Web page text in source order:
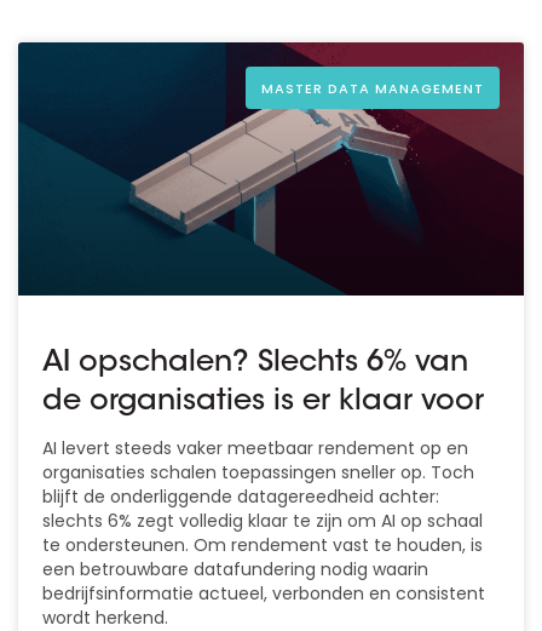
MASTER DATA MANAGEMENT
AI opschalen? Slechts 6% van
de organisaties is er klaar voor
AI levert steeds vaker meetbaar rendement op en
organisaties schalen toepassingen sneller op. Toch
blijft de onderliggende datagereedheid achter:
slechts 6% zegt volledig klaar te zijn om AI op schaal
te ondersteunen. Om rendement vast te houden, is
een betrouwbare datafundering nodig waarin
bedrijfsinformatie actueel, verbonden en consistent
wordt herkend.